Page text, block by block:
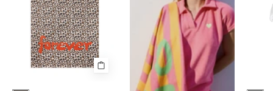
Schriftzug